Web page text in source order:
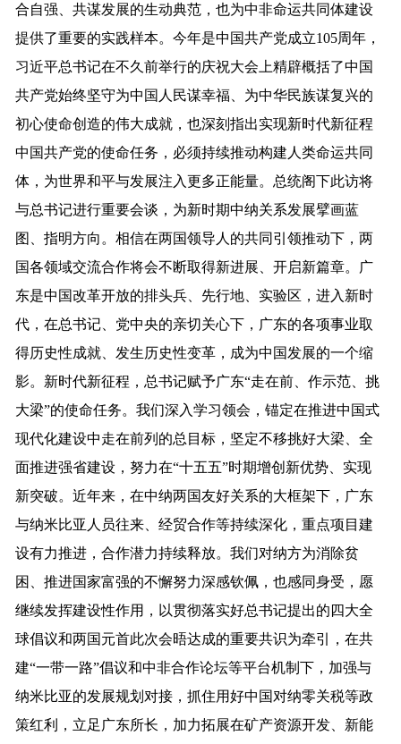
合自强、共谋发展的生动典范，也为中非命运共同体建设
提供了重要的实践样本。今年是中国共产党成立105周年，
习近平总书记在不久前举行的庆祝大会上精辟概括了中国
共产党始终坚守为中国人民谋幸福、为中华民族谋复兴的
初心使命创造的伟大成就，也深刻指出实现新时代新征程
中国共产党的使命任务，必须持续推动构建人类命运共同
体，为世界和平与发展注入更多正能量。总统阁下此访将
与总书记进行重要会谈，为新时期中纳关系发展擘画蓝
图、指明方向。相信在两国领导人的共同引领推动下，两
国各领域交流合作将会不断取得新进展、开启新篇章。广
东是中国改革开放的排头兵、先行地、实验区，进入新时
代，在总书记、党中央的亲切关心下，广东的各项事业取
得历史性成就、发生历史性变革，成为中国发展的一个缩
影。新时代新征程，总书记赋予广东“走在前、作示范、挑
大梁”的使命任务。我们深入学习领会，锚定在推进中国式
现代化建设中走在前列的总目标，坚定不移挑好大梁、全
面推进强省建设，努力在“十五五”时期增创新优势、实现
新突破。近年来，在中纳两国友好关系的大框架下，广东
与纳米比亚人员往来、经贸合作等持续深化，重点项目建
设有力推进，合作潜力持续释放。我们对纳方为消除贫
困、推进国家富强的不懈努力深感钦佩，也感同身受，愿
继续发挥建设性作用，以贯彻落实好总书记提出的四大全
球倡议和两国元首此次会晤达成的重要共识为牵引，在共
建“一带一路”倡议和中非合作论坛等平台机制下，加强与
纳米比亚的发展规划对接，抓住用好中国对纳零关税等政
策红利，立足广东所长，加力拓展在矿产资源开发、新能